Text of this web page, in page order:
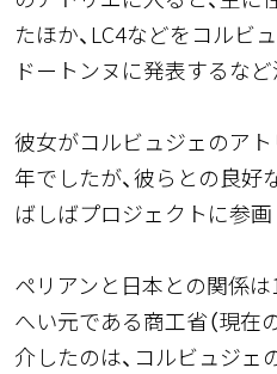
たほか、LC4などをコルビ
ドートンヌに発表するなど
彼女がコルビュジェのア
年でしたが、彼らとの良好
ばしばプロジェクトに参画
ペリアンと日本との関係
へい元である商工省（現在
介したのは、コルビュジ